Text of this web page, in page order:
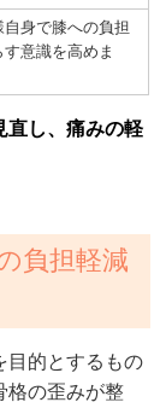
自身で膝への負担
す意識を高めま
直し、痛みの軽
負担軽減
目的とするもの
格の歪みが整